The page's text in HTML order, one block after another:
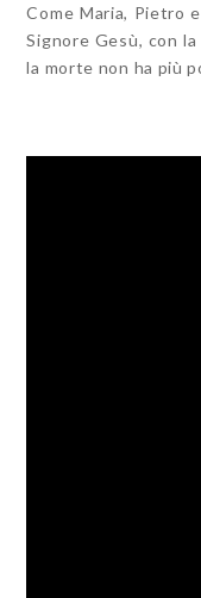
Come Maria, Pietro
Signore Gesù, con
la morte non ha più